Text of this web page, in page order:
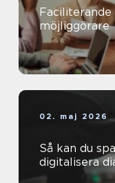
Faciliterande
möjliggörare
02. maj 2026
Så kan du
digitalisera